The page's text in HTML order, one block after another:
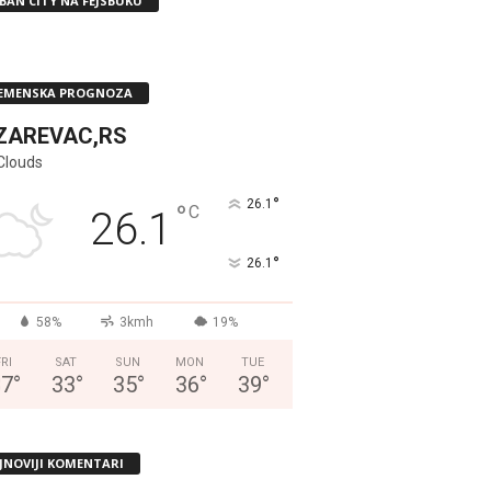
PROGNOZA
26.1 °C 26.1 °
26.1 °
58% 3kmh 19%
°
SAT
33°
SUN
35°
MON
36°
TUE
39°
KOMENTARI